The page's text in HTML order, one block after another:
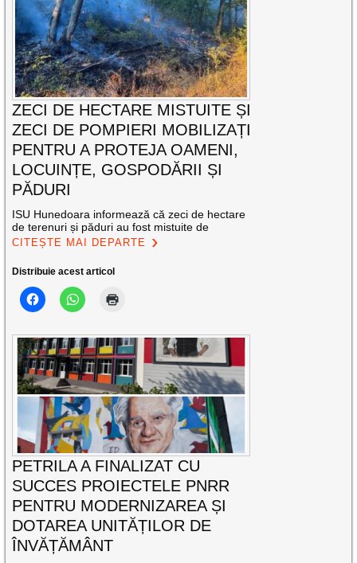
ZECI DE HECTARE MISTUITE ȘI
ZECI DE POMPIERI MOBILIZAȚI
PENTRU A PROTEJA OAMENI,
LOCUINȚE, GOSPODĂRII ȘI
PĂDURI
ISU Hunedoara informează că zeci de hectare
de terenuri și păduri au fost mistuite de
CITEȘTE MAI DEPARTE
Distribuie acest articol
PETRILA A FINALIZAT CU
SUCCES PROIECTELE PNRR
PENTRU MODERNIZAREA ȘI
DOTAREA UNITĂȚILOR DE
ÎNVĂȚĂMÂNT